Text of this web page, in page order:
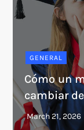
GENERAL
Cómo un
cambiar